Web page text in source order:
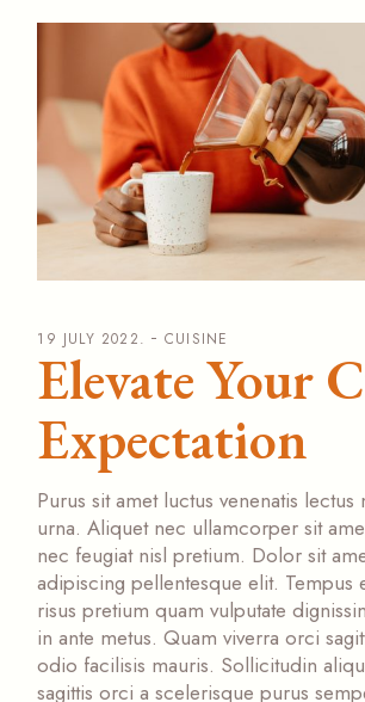
19 JULY 2022. CUISINE
Elevate Your
Expectation
Purus sit amet luctus venenatis lectus
urna. Aliquet nec ullamcorper sit
nec feugiat nisl pretium. Dolor sit
adipiscing pellentesque elit. Tempus
risus pretium quam vulputate
in ante metus. Quam viverra orci
odio facilisis mauris. Sollicitudin
sagittis orci a scelerisque purus